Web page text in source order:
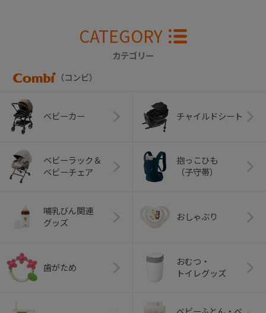
CATEGORY
カテゴリー
（コンビ）
ベビーカー チャイルドシート
ベビーラック＆
ベビーチェア
抱っこひも
（子守帯）
哺乳びん関連
グッズ
おしゃぶり
歯がため
おむつ・
トイレグッズ